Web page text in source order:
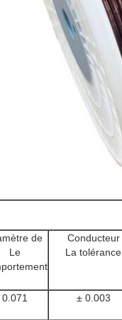
de
Le
Conducteur
La tolérance
0.071
± 0.003